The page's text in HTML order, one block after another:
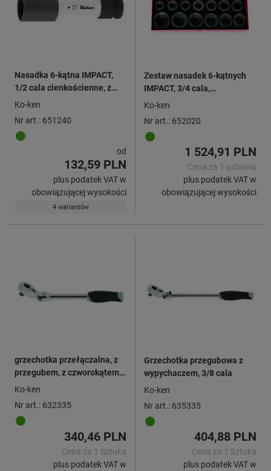
Nasadka 6-kątna IMPACT,
1/2 cala cienkościenne, z
tuleją z tworzywa
Ko-ken
Nr art.: 651240
od
132,59 PLN
plus podatek VAT w
obowiązującej wysokości
4 wariantów
Zestaw nasadek 6-kątnych
IMPACT, 3/4 cala,
13 elementów
Ko-ken
Nr art.: 652020
1 524,91 PLN
Cena za 1 ustawia
plus podatek VAT w
obowiązującej wysokości
grzechotka przełączalna, z
przegubem, z czworokątem
1/4 cala, 20 zębów i
161 mm
Ko-ken
Nr art.: 632335
340,46 PLN
Cena za 1 Sztuka
plus podatek VAT w
Grzechotka przegubowa z
wypychaczem, 3/8 cala
Ko-ken
Nr art.: 635335
404,88 PLN
Cena za 1 Sztuka
plus podatek VAT w